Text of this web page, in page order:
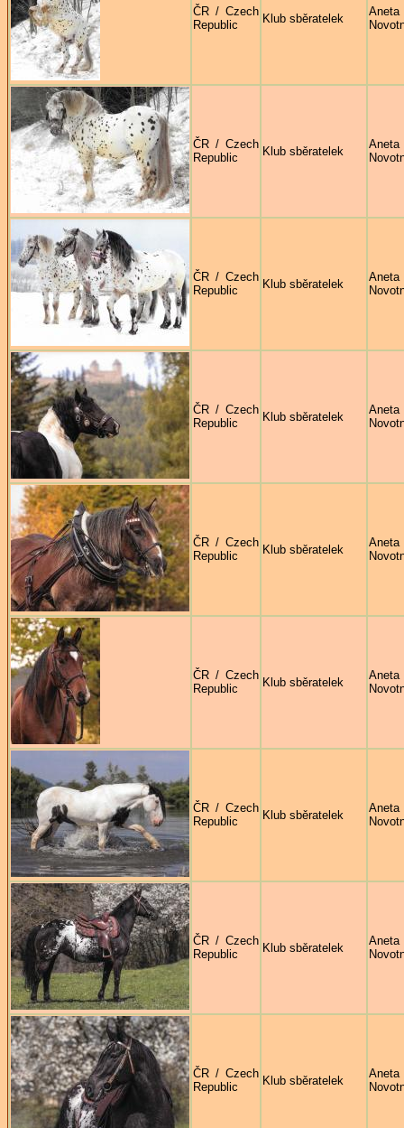
ČR / Czech
Republic
Klub sběratelek
Aneta
ČR / Czech
Republic
Klub sběratelek
Aneta
ČR / Czech
Republic
Klub sběratelek
Aneta
ČR / Czech
Republic
Klub sběratelek
Aneta
ČR / Czech
Republic
Klub sběratelek
Aneta
ČR / Czech
Republic
Klub sběratelek
Aneta
ČR / Czech
Republic
Klub sběratelek
Aneta
ČR / Czech
Republic
Klub sběratelek
Aneta
ČR / Czech
Republic
Klub sběratelek
Aneta